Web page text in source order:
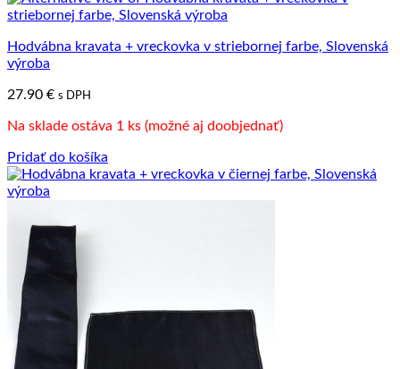
Hodvábna kravata + vreckovka v striebornej farbe, Slovenská
výroba
27.90 € s DPH
Na sklade ostáva 1 ks (možné aj doobjednať)
Pridať do košíka